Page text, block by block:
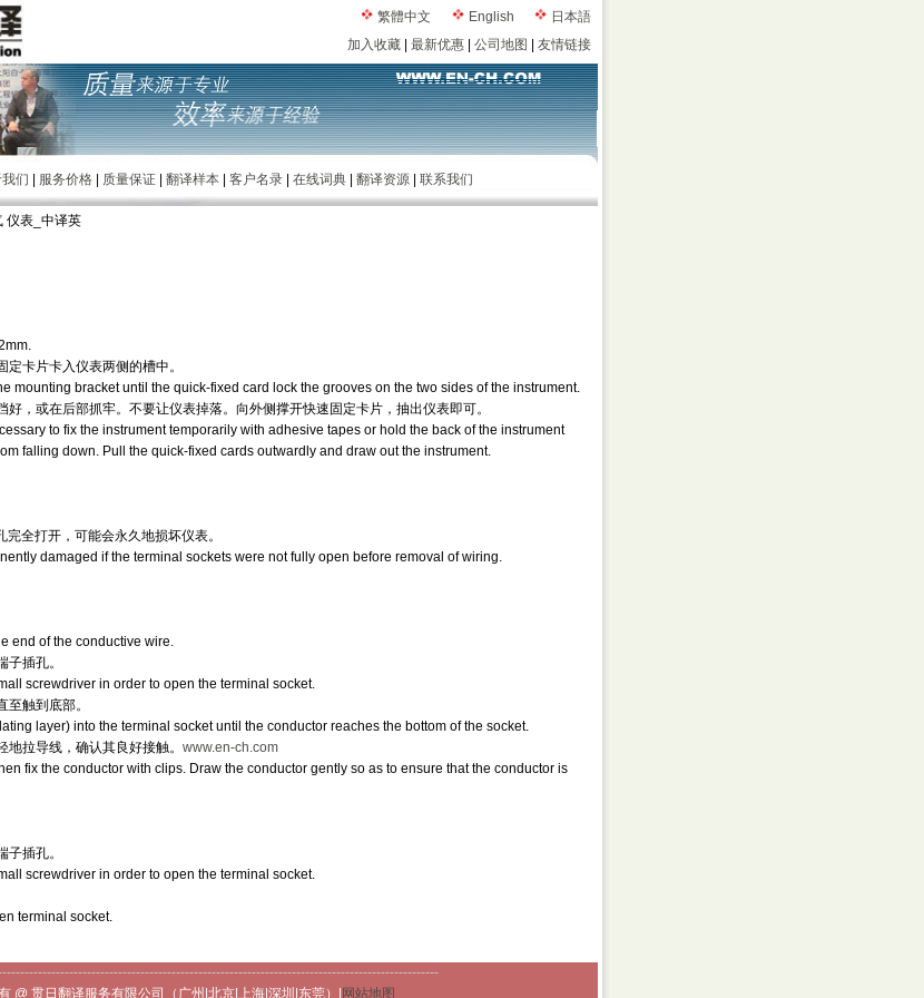
繁體中文 English
日本語
加入收藏
最新优惠 公司地图 友情链接
们 服务价格 质量保证 翻译样本 客户名录 在线词典 翻译资源 联系我们
仪表_中译英
卡片卡入仪表两侧的槽中。
mounting bracket until the quick-fixed card lock the grooves on the two sides of the instrument.
，或在后部抓牢。不要让仪表掉落。向外侧撑开快速固定卡片，抽出仪表即可。
to fix the instrument temporarily with adhesive tapes or hold the back of the instrument
falling down. Pull the quick-fixed cards outwardly and draw out the instrument.
全打开，可能会永久地损坏仪表。
damaged if the terminal sockets were not fully open before removal of wiring.
end of the conductive wire.
插孔。
screwdriver in order to open the terminal socket.
触到底部。
layer) into the terminal socket until the conductor reaches the bottom of the socket.
拉导线，确认其良好接触。 www.en-ch.com
fix the conductor with clips. Draw the conductor gently so as to ensure that the conductor is
插孔。
screwdriver in order to open the terminal socket.
terminal socket.
@ 贯日翻译服务有限公司（广州|北京|上海|深圳|东莞）|
网站地图